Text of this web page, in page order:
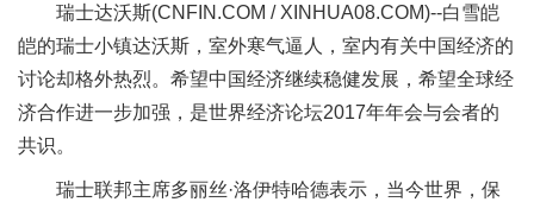
瑞士达沃斯(CNFIN.COM / XINHUA08.COM)--白雪皑
皑的瑞士小镇达沃斯，室外寒气逼人，室内有关中国经济的
讨论却格外热烈。希望中国经济继续稳健发展，希望全球经
济合作进一步加强，是世界经济论坛2017年年会与会者的
共识。
瑞士联邦主席多丽丝·洛伊特哈德表示，当今世界，保